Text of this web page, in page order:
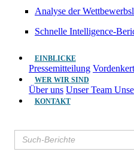
Analyse der
Schnelle Intelligence-
EINBLICKE
Pressemitteilung
WER WIR SIND
Über uns Unser Team
KONTAKT